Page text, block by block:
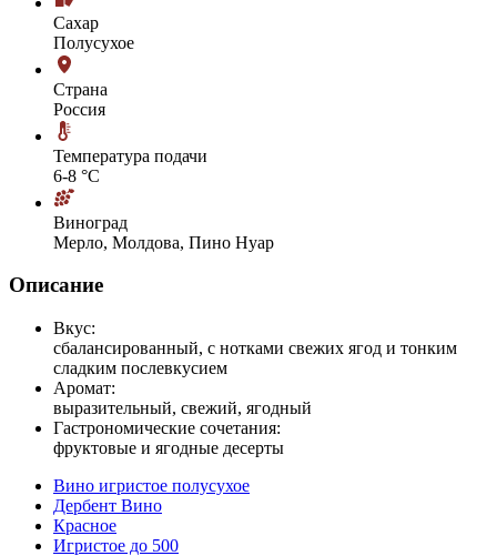
Сахар
Полусухое
Страна
Россия
Температура подачи
6-8 °С
Виноград
Мерло, Молдова, Пино Нуар
Описание
Вкус:
сбалансированный, с нотками свежих ягод и тонким
сладким послевкусием
Аромат:
выразительный, свежий, ягодный
Гастрономические сочетания:
фруктовые и ягодные десерты
Вино игристое полусухое
Дербент Вино
Красное
Игристое до 500